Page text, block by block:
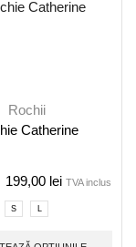
Rochii
Catherine
199,00 lei TVA inclus
S